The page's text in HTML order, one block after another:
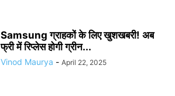
Samsung ग्राहकों के लिए खुशखबरी! अब
फ्री में रिप्लेस होगी ग्रीन...
Vinod Maurya - April 22, 2025